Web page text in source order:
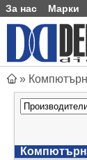
За нас Марки
»